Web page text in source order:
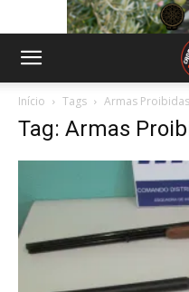
Início Tags Armas Proibidas
Tag: Armas